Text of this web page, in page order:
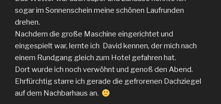
sogar im Sonnenschein meine schönen Laufrunden
drehen.
Nachdem die große Maschine eingerichtet und
eingespielt war, lernte ich David kennen, der mich nach
einem Rundgang gleich zum Hotel gefahren hat.
Dort wurde ich noch verwöhnt und genoß den Abend.
Ehrfürchtig starre ich gerade die gefrorenen Dachziegel
auf dem Nachbarhaus an.